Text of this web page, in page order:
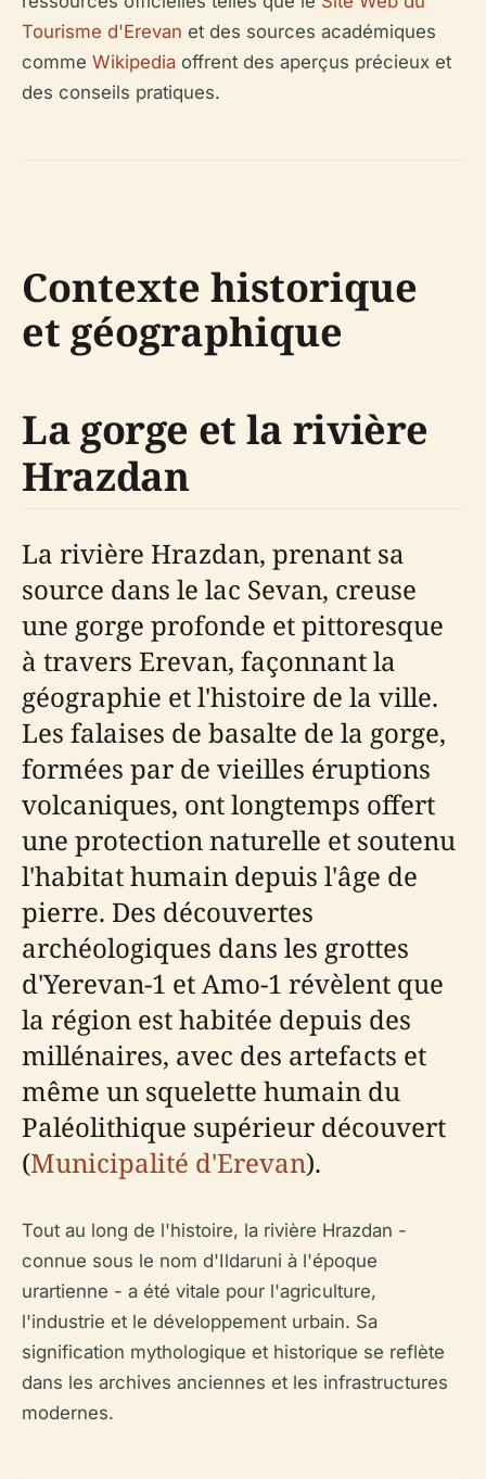
Tourisme d'Erevan et des sources académiques
comme Wikipedia offrent des aperçus précieux et
des conseils pratiques.
Contexte historique
et géographique
La gorge et la rivière
Hrazdan
La rivière Hrazdan, prenant sa
source dans le lac Sevan, creuse
une gorge profonde et pittoresque
à travers Erevan, façonnant la
géographie et l'histoire de la ville.
Les falaises de basalte de la gorge,
formées par de vieilles éruptions
volcaniques, ont longtemps offert
une protection naturelle et soutenu
l'habitat humain depuis l'âge de
pierre. Des découvertes
archéologiques dans les grottes
d'Yerevan-1 et Amo-1 révèlent que
la région est habitée depuis des
millénaires, avec des artefacts et
même un squelette humain du
Paléolithique supérieur découvert
(Municipalité d'Erevan).
Tout au long de l'histoire, la rivière Hrazdan -
connue sous le nom d'Ildaruni à l'époque
urartienne - a été vitale pour l'agriculture,
l'industrie et le développement urbain. Sa
signification mythologique et historique se reflète
dans les archives anciennes et les infrastructures
modernes.